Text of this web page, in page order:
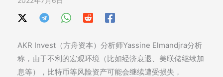
AKR Invest（方舟资本）分析师Yassine Elmandjra分析
称，由于不利的宏观环境（比如经济衰退、美联储继续加
息等），比特币等风险资产可能会继续遭受损失，